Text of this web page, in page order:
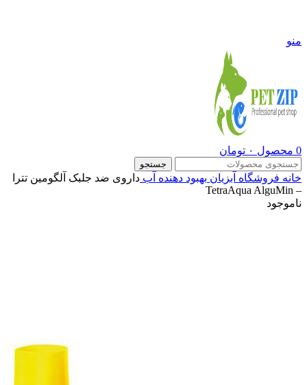
منو
0 محصول ۰ تومان
جستجو
خانه فروشگاه آبزیان بهبود دهنده آب داروی ضد جلبک آلگومین تترا
– TetraAqua AlguMin
ناموجود